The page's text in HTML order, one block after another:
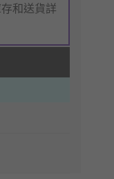
和送貨詳